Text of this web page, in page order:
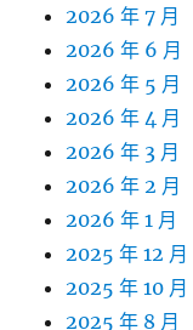
2026 年 7 月
2026 年 6 月
2026 年 5 月
2026 年 4 月
2026 年 3 月
2026 年 2 月
2026 年 1 月
2025 年 12 月
2025 年 10 月
2025 年 8 月